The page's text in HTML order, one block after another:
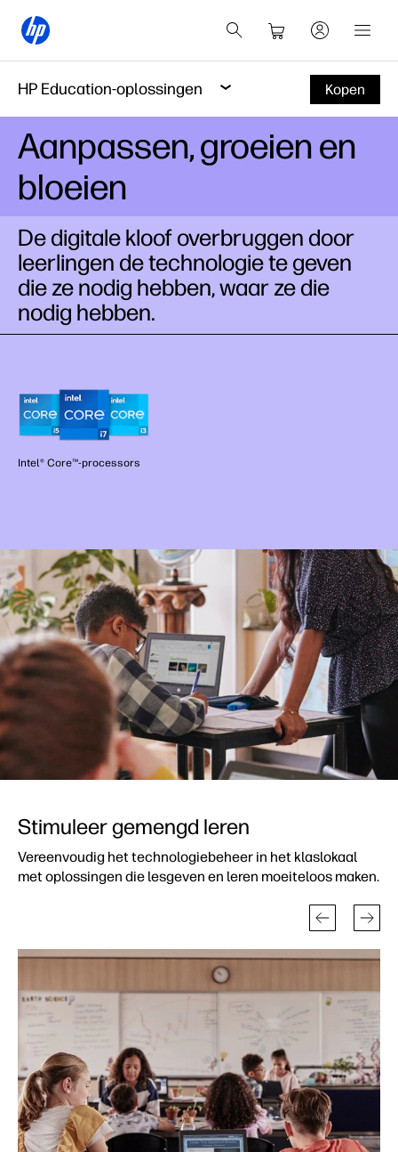
HP Education-oplossingen Kopen
Aanpassen, groeien en
bloeien
De digitale kloof overbruggen door
leerlingen de technologie te geven
die ze nodig hebben, waar ze die
nodig hebben.
Intel® Core™-processors
Stimuleer gemengd leren
Vereenvoudig het technologiebeheer in het klaslokaal
met oplossingen die lesgeven en leren moeiteloos maken.